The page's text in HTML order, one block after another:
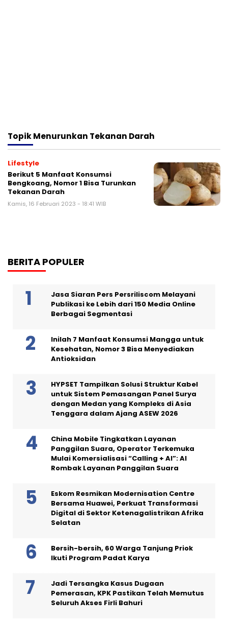
TopikMenurunkan Tekanan Darah
Lifestyle
Berikut 5 Manfaat Konsumsi
Bengkoang, Nomor 1 Bisa Turunkan
Tekanan Darah
Kamis, 16 Februari 2023 - 18:41 WIB
BERITA POPULER
Jasa Siaran Pers Persriliscom Melayani
Publikasi ke Lebih dari 150 Media Online
Berbagai Segmentasi
Inilah 7 Manfaat Konsumsi Mangga untuk
Kesehatan, Nomor 3 Bisa Menyediakan
Antioksidan
HYPSET Tampilkan Solusi Struktur Kabel
untuk Sistem Pemasangan Panel Surya
dengan Medan yang Kompleks di Asia
Tenggara dalam Ajang ASEW 2026
China Mobile Tingkatkan Layanan
Panggilan Suara, Operator Terkemuka
Mulai Komersialisasi “Calling + AI”: AI
Rombak Layanan Panggilan Suara
Eskom Resmikan Modernisation Centre
Bersama Huawei, Perkuat Transformasi
Digital di Sektor Ketenagalistrikan Afrika
Selatan
Bersih-bersih, 60 Warga Tanjung Priok
Ikuti Program Padat Karya
Jadi Tersangka Kasus Dugaan
Pemerasan, KPK Pastikan Telah Memutus
Seluruh Akses Firli Bahuri